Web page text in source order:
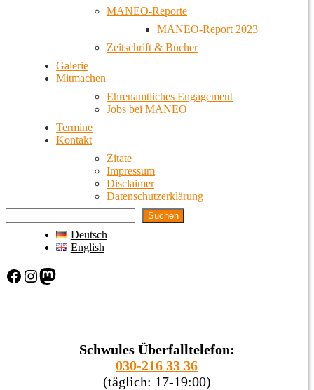
MANEO-Reporte
MANEO-Report 2023
Zeitschrift & Bücher
Galerie
Mitmachen
Ehrenamtliches Engagement
Jobs bei MANEO
Termine
Kontakt
Zitate
Impressum
Disclaimer
Datenschutzerklärung
Suchen
Deutsch
English
Facebook Instagram Mastodon
Schwules Überfalltelefon:
030-216 33 36
(täglich: 17-19:00)